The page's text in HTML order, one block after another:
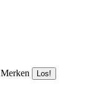
Merken Los!